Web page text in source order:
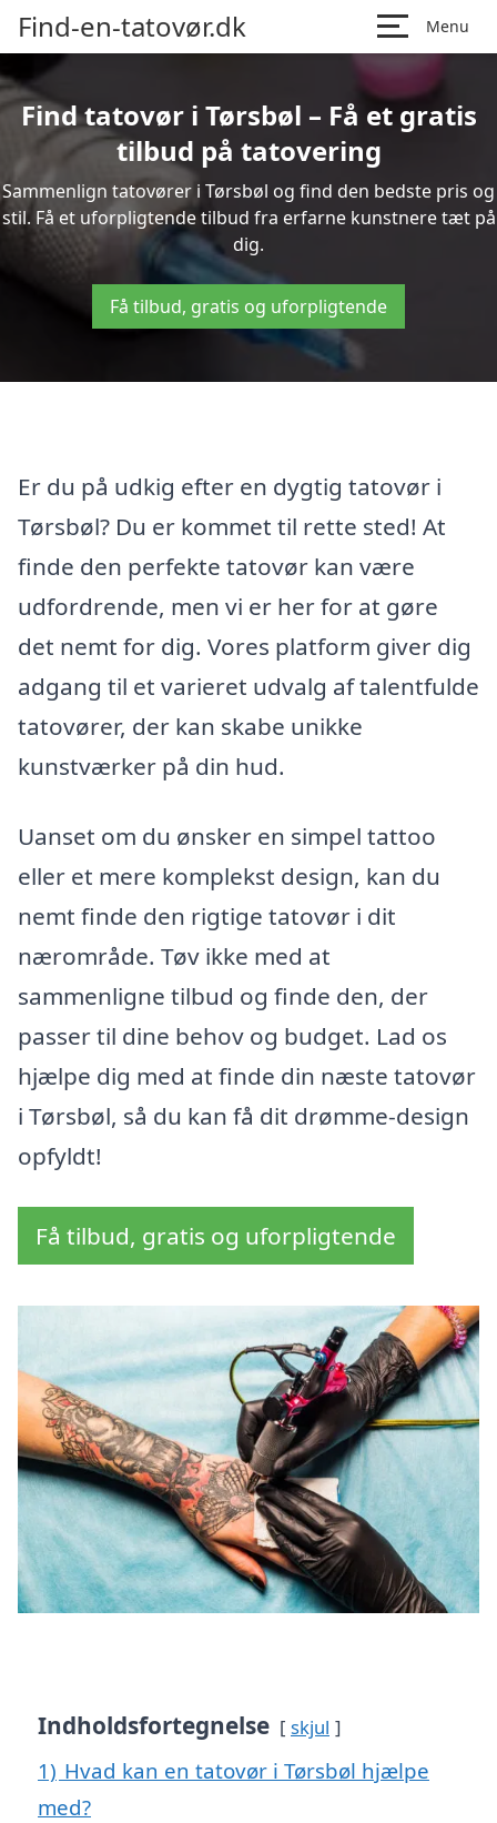
Find-en-tatovør.dk Menu
Find tatovør i Tørsbøl – Få et gratis
tilbud på tatovering
Sammenlign tatovører i Tørsbøl og find den bedste pris og
stil. Få et uforpligtende tilbud fra erfarne kunstnere tæt på
dig.
Få tilbud, gratis og uforpligtende
Er du på udkig efter en dygtig tatovør i
Tørsbøl? Du er kommet til rette sted! At
finde den perfekte tatovør kan være
udfordrende, men vi er her for at gøre
det nemt for dig. Vores platform giver dig
adgang til et varieret udvalg af talentfulde
tatovører, der kan skabe unikke
kunstværker på din hud.
Uanset om du ønsker en simpel tattoo
eller et mere komplekst design, kan du
nemt finde den rigtige tatovør i dit
nærområde. Tøv ikke med at
sammenligne tilbud og finde den, der
passer til dine behov og budget. Lad os
hjælpe dig med at finde din næste tatovør
i Tørsbøl, så du kan få dit drømme-design
opfyldt!
Få tilbud, gratis og uforpligtende
Indholdsfortegnelse skjul
1) Hvad kan en tatovør i Tørsbøl hjælpe
med?